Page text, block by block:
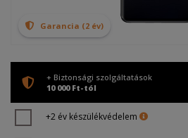
Garancia (2 év)
+ Biztonsági szolgáltatások
10 000 Ft-tól
+2 év készülékvédelem